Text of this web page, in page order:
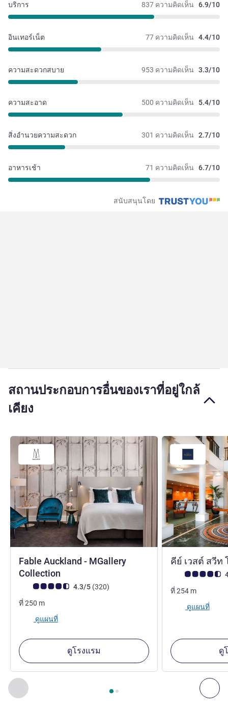
837 ความคิดเห็น 6.9/10
บริการ
77 ความคิดเห็น 4.4/10
อินเทอร์เน็ต
953 ความคิดเห็น 3.3/10
ความสะดวกสบาย
500 ความคิดเห็น 5.4/10
ความสะอาด
301 ความคิดเห็น 2.7/10
สิ่งอำนวยความสะดวก
71 ความคิดเห็น 6.7/10
อาหารเช้า
สนับสนุนโดย
สถานประกอบการอื่นของเราที่อยู่ใกล้
เคียง
ก่อนหน้า - สถานประกอบการอื่นของเราที่อยู่ใกล้เคียง ถั
หน้า1 , สถานประกอบการอื่นของเราที่อยู่ใกล้เคียง 1 :,
Fable Auckland - MGallery
Collection
คะแนนความคิดเห็นจากแขก (เรทติ้งบน ALL)
4.3/5 (320รีวิว รายการ
)
ที่250 m
ดูแผนที่
ดูโรงแรม
คีย์ เวสต์ สวี
คะแนนความคิดเ
ที่254 m
ดูแผนที่
ดู